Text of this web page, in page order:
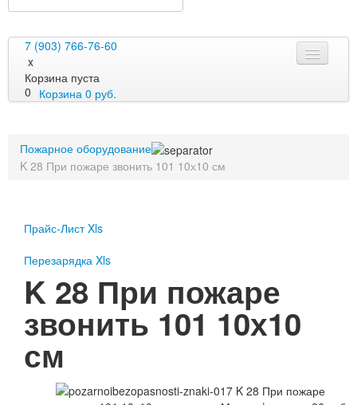
7 (903) 766-76-60
x
Корзина пуста
0 Корзина 0 руб.
Перезарядка
Перезарядка ОП
Доставка
Оплата
Гарантии
О нас
Статьи
Публичная оферта
Сертификаты
Вопрос-Ответ
Пожарное оборудование
K 28 При пожаре звонить 101 10х10 см
Прайс-Лист Xls
Перезарядка Xls
K 28 При пожаре
звонить 101 10х10
см